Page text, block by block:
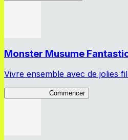
Monster Musume
Vivre ensemble avec de jolies
Commencer